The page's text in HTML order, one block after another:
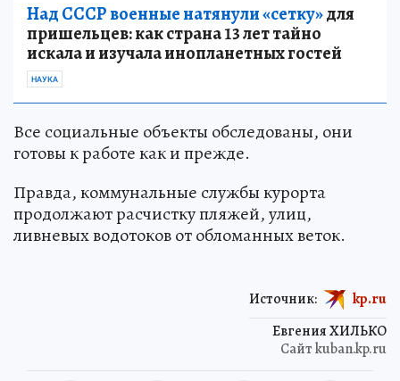
Над СССР военные натянули «сетку»для
пришельцев: как страна 13 лет тайно
искала и изучала инопланетных гостей
НАУКА
Все социальные объекты обследованы, они
готовы к работе как и прежде.
Правда, коммунальные службы курорта
продолжают расчистку пляжей, улиц,
ливневых водотоков от обломанных веток.
Евгения ХИЛЬКО
Сайт kuban.kp.ru
Источник: kp.ru